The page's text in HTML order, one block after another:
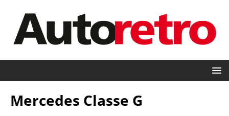
Mercedes Classe G